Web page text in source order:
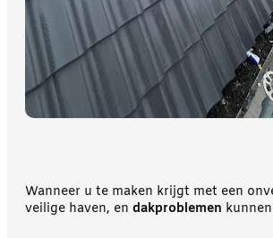
Wanneer u te maken krijgt met een
veilige haven, en dakproblemen